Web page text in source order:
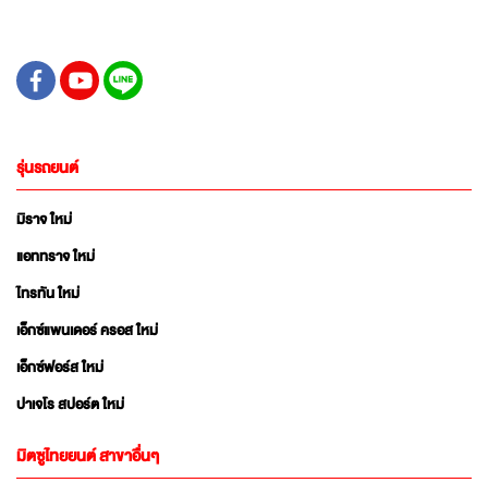
รุ่นรถยนต์
มิราจ ใหม่
แอททราจ ใหม่
ไทรทัน ใหม่
เอ็กซ์แพนเดอร์ ครอส ใหม่
เอ็กซ์ฟอร์ส ใหม่
ปาเจโร สปอร์ต ใหม่
มิตซูไทยยนต์ สาขาอื่นๆ